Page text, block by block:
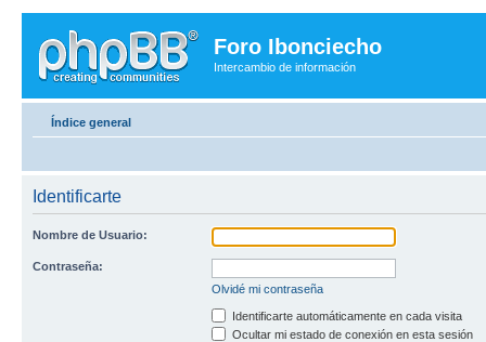
Foro Ibonciecho
Intercambio de información
Índice general
Identificarte
Nombre de Usuario:
Contraseña:
Olvidé mi contraseña
Identificarte automáticamente en cada visita
Ocultar mi estado de conexión en esta sesión